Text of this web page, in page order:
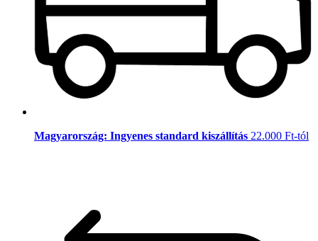
Magyarország: Ingyenes standard kiszállítás 22.000 Ft-tól